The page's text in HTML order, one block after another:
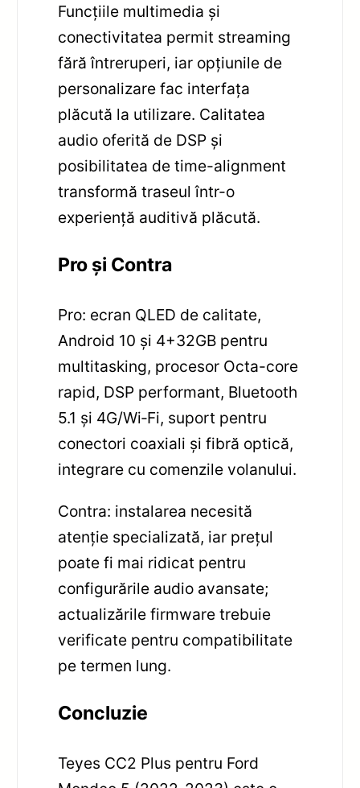
Funcțiile multimedia și
conectivitatea permit streaming
fără întreruperi, iar opțiunile de
personalizare fac interfața
plăcută la utilizare. Calitatea
audio oferită de DSP și
posibilitatea de time-alignment
transformă traseul într-o
experiență auditivă plăcută.
Pro și Contra
Pro: ecran QLED de calitate,
Android 10 și 4+32GB pentru
multitasking, procesor Octa-core
rapid, DSP performant, Bluetooth
5.1 și 4G/Wi‑Fi, suport pentru
conectori coaxiali și fibră optică,
integrare cu comenzile volanului.
Contra: instalarea necesită
atenție specializată, iar prețul
poate fi mai ridicat pentru
configurările audio avansate;
actualizările firmware trebuie
verificate pentru compatibilitate
pe termen lung.
Concluzie
Teyes CC2 Plus pentru Ford